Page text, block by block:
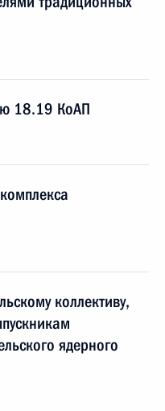
18.19 КоАП
коллективу,
ядерного